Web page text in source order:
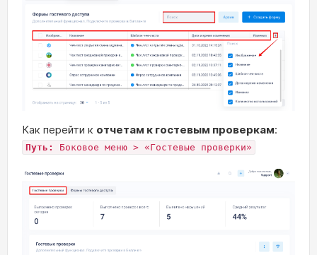
Как перейти к отчетам к гостевым проверкам:
Путь: Боковое меню > «Гостевые проверки»